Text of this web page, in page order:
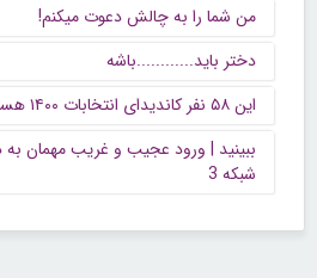
من شما را به چالش دعوت میکنم!
دختر باید............باشه
این ۵۸ نفر کاندیدای انتخابات ۱۴۰۰ هستند +اسامی
ببینید | ورود عجیب و غریب مهمان به
شبکه 3